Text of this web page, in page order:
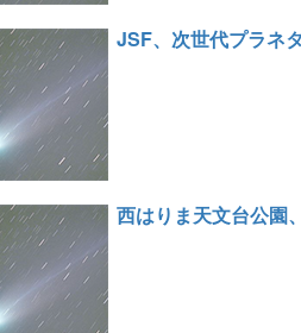
JSF、次世代プラネ
西はりま天文台公園